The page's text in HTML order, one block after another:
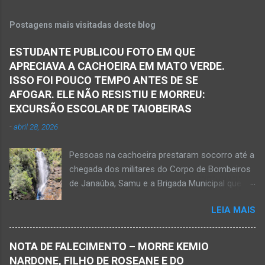
Postagens mais visitadas deste blog
ESTUDANTE PUBLICOU FOTO EM QUE
APRECIAVA A CACHOEIRA EM MATO VERDE.
ISSO FOI POUCO TEMPO ANTES DE SE
AFOGAR. ELE NÃO RESISTIU E MORREU:
EXCURSÃO ESCOLAR DE TAIOBEIRAS
-abril 28, 2026
Pessoas na cachoeira prestaram socorro até a
chegada dos militares do Corpo de Bombeiros
de Janaúba, Samu e a Brigada Municipal que
resistiu e foi a óbito Foto álbum pessoal Kauan
Pereira Alves publicou em sua rede social a
foto em que apreciava a Cachoeira Maria Rosa,
em Mato Verde, pouco tempo antes de se
LEIA MAIS
NOTA DE FALECIMENTO – MORRE KEMIO
NARDONE, FILHO DE ROSEANE E DO